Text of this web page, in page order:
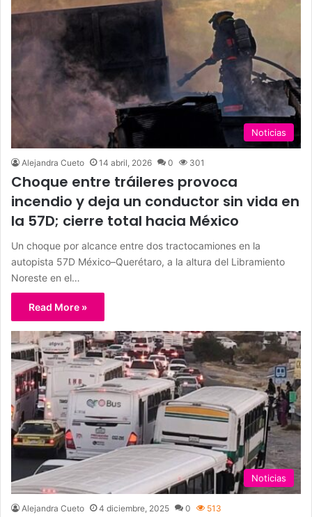
Noticias
Alejandra Cueto 14 abril, 2026 0 301
Choque entre tráileres provoca
incendio y deja un conductor sin vida en
la 57D; cierre total hacia México
Un choque por alcance entre dos tractocamiones en la
autopista 57D México–Querétaro, a la altura del Libramiento
Noreste en el…
Read More »
Noticias
Alejandra Cueto 4 diciembre, 2025 0 513